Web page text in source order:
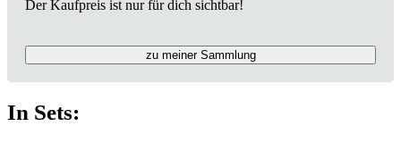
Der Kaufpreis ist nur für dich sichtbar!
zu meiner Sammlung
In Sets: